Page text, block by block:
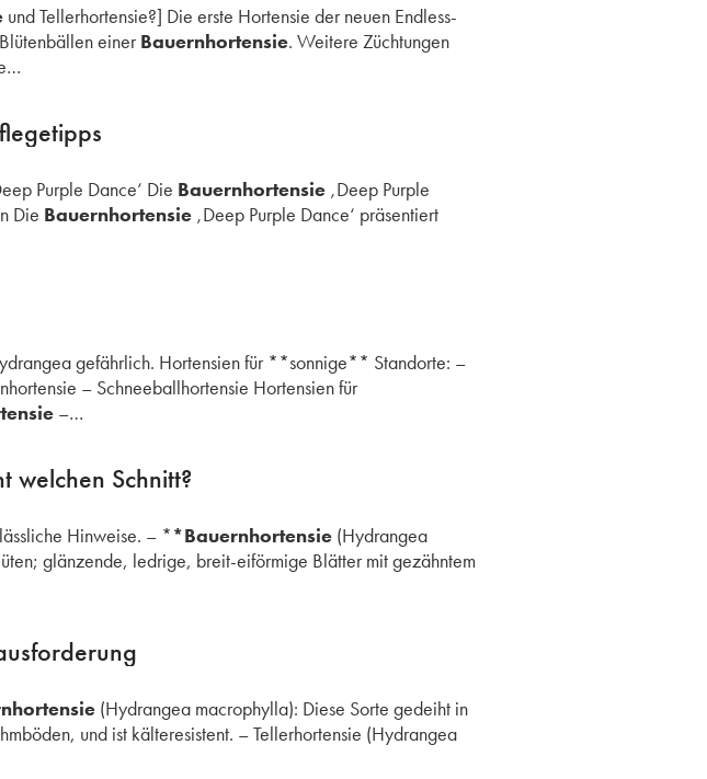
und Tellerhortensie?] Die erste Hortensie der neuen Endless-
einerBauernhortensie. Weitere Züchtungen
Purple Dance‘ Die Bauernhortensie ‚Deep Purple
Die Bauernhortensie ‚Deep Purple Dance‘ präsentiert
gefährlich. Hortensien für **sonnige** Standorte: –
– Schneeballhortensie Hortensien für
–…
welchen Schnitt?
Hinweise. – **Bauernhortensie (Hydrangea
glänzende, ledrige, breit-eiförmige Blätter mit gezähntem
(Hydrangea macrophylla): Diese Sorte gedeiht in
und ist kälteresistent. – Tellerhortensie (Hydrangea